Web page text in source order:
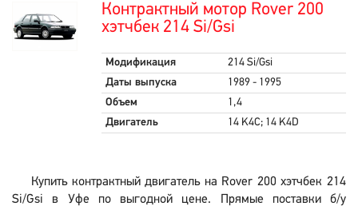
Контрактный мотор Rover 200
хэтчбек 214 Si/Gsi
Модификация
214 Si/Gsi
Даты выпуска
1989 - 1995
Объем
1,4
Двигатель
14 K4C; 14 K4D
Купить контрактный двигатель на Rover 200 хэтчбек 214
Si/Gsi в Уфе по выгодной цене. Прямые поставки б/у